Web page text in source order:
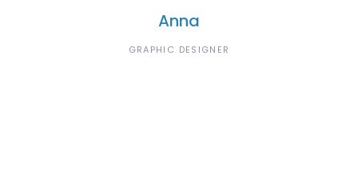
Anna
GRAPHIC DESIGNER